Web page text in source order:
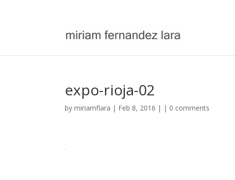
expo-rioja-02
by miriamflara | Feb 8, 2016 | | 0 comments